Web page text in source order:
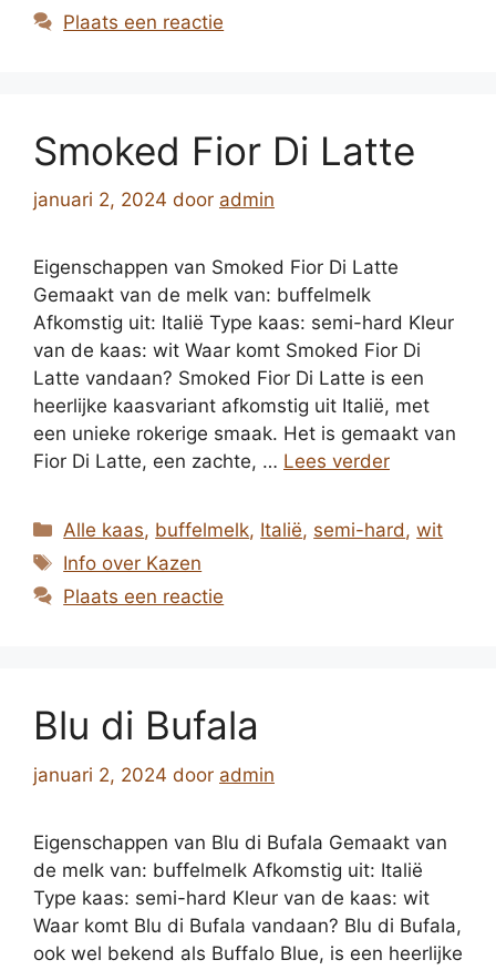
Plaats een reactie
Smoked Fior Di Latte
januari 2, 2024 door admin
Eigenschappen van Smoked Fior Di Latte
Gemaakt van de melk van: buffelmelk
Afkomstig uit: Italië Type kaas: semi-hard Kleur
van de kaas: wit Waar komt Smoked Fior Di
Latte vandaan? Smoked Fior Di Latte is een
heerlijke kaasvariant afkomstig uit Italië, met
een unieke rokerige smaak. Het is gemaakt van
Fior Di Latte, een zachte, … Lees verder
Categorieën
Alle kaas, buffelmelk, Italië, semi-hard,wit
Tags
Info over Kazen
Plaats een reactie
Blu di Bufala
januari 2, 2024 door admin
Eigenschappen van Blu di Bufala Gemaakt van
de melk van: buffelmelk Afkomstig uit: Italië
Type kaas: semi-hard Kleur van de kaas: wit
Waar komt Blu di Bufala vandaan? Blu di Bufala,
ook wel bekend als Buffalo Blue, is een heerlijke